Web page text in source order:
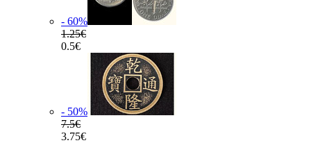
- 60%
1.25€
0.5€
- 50%
7.5€
3.75€